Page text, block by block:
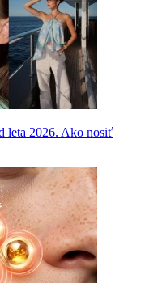
leta 2026. Ako nosiť